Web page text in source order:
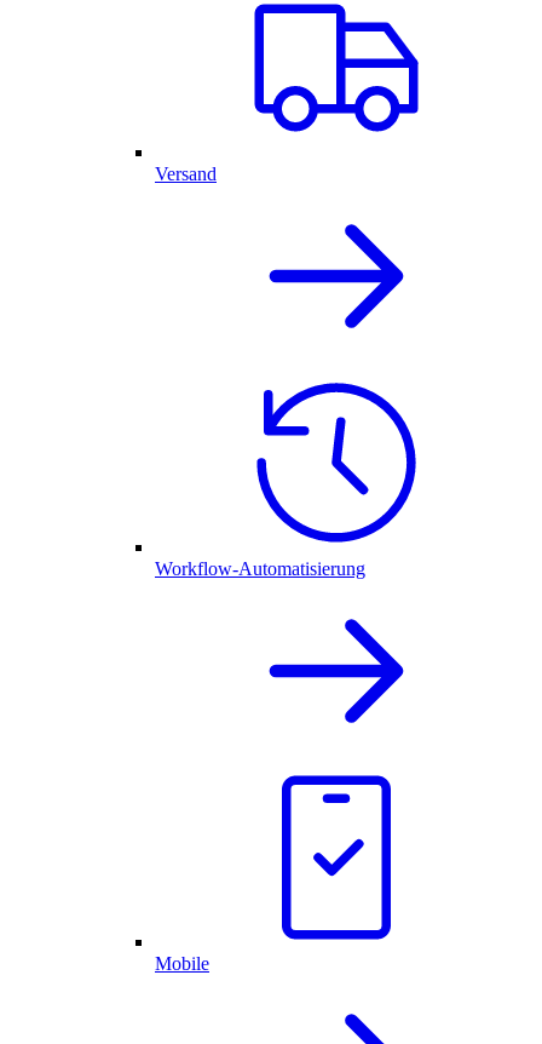
Versand
Workflow-Automatisierung
Mobile